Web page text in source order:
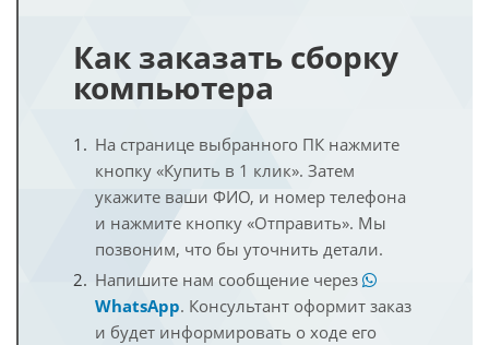
Как заказать сборку
компьютера
На странице выбранного ПК нажмите
кнопку «Купить в 1 клик». Затем
укажите ваши ФИО, и номер телефона
и нажмите кнопку «Отправить». Мы
позвоним, что бы уточнить детали.
Напишите нам сообщение через
WhatsApp. Консультант оформит заказ
и будет информировать о ходе его